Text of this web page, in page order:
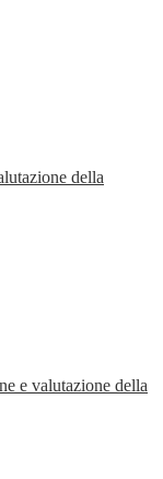
della
e valutazione della